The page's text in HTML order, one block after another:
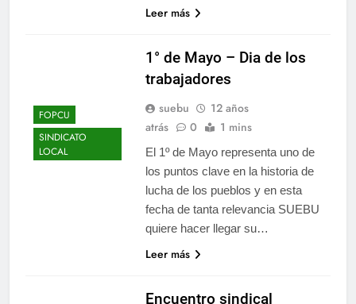
Leer más
FOPCU
SINDICATO
LOCAL
1° de Mayo – Dia de los
trabajadores
suebu
12 años
atrás
0 1 mins
El 1º de Mayo representa uno de
los puntos clave en la historia de
lucha de los pueblos y en esta
fecha de tanta relevancia SUEBU
quiere hacer llegar su…
Leer más
Encuentro sindical